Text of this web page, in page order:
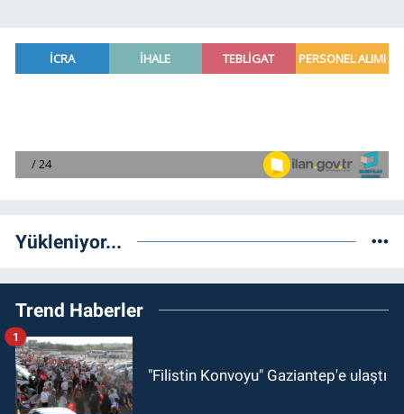
Yükleniyor...
Trend Haberler
"Filistin Konvoyu" Gaziantep'e ulaştı
1